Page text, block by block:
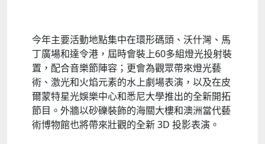
今年主要活動地點集中在環形碼頭、沃什灣、馬
丁廣場和達令港，屆時會裝上60多組燈光投射裝
置，配合音樂節陣容；更會為觀眾帶來燈光藝
術、激光和火焰元素的水上劇場表演，以及在皮
爾蒙特星光娛樂中心和悉尼大學推出的全新開拓
節目。外牆以砂礫裝飾的海關大樓和澳洲當代藝
術博物館也將帶來壯觀的全新 3D 投影表演。